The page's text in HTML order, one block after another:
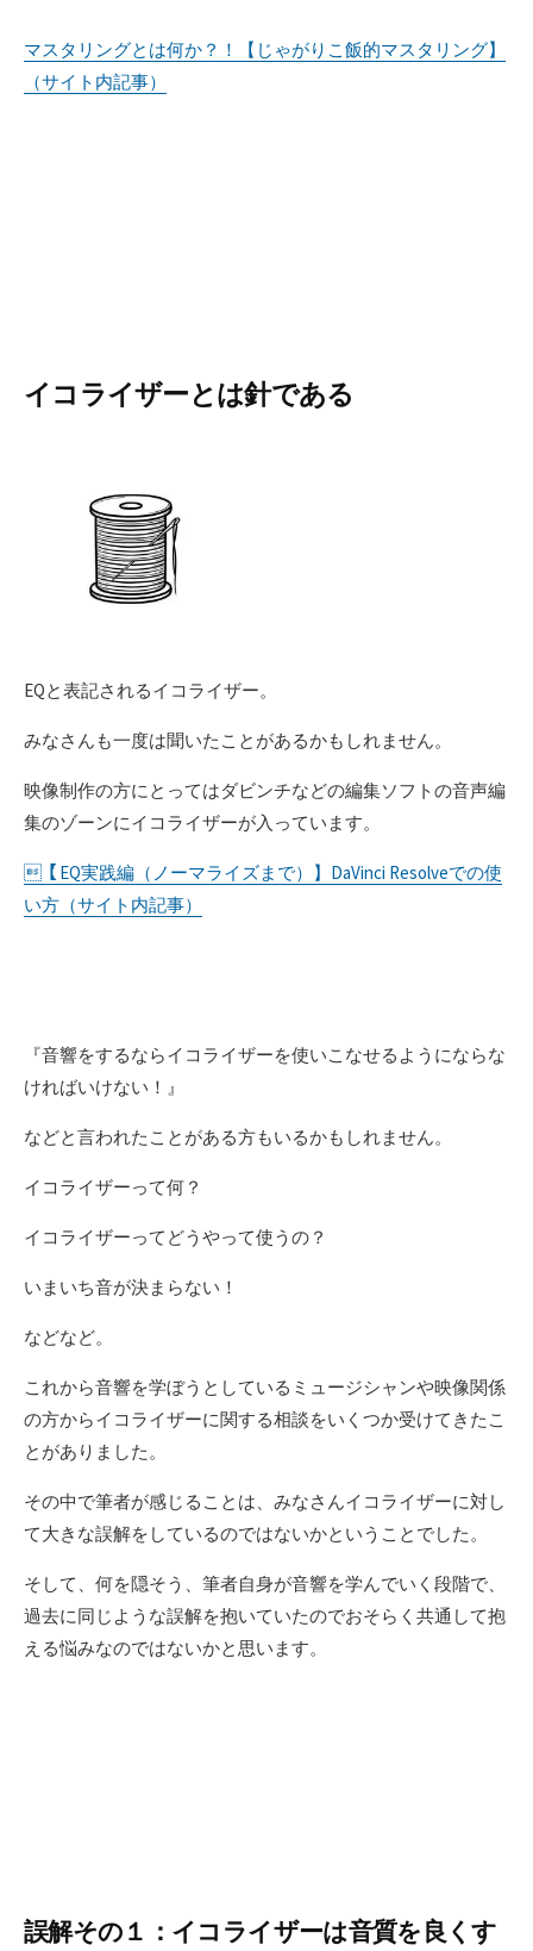
マスタリングとは何か？！【じゃがりこ飯的マスタリング】
（サイト内記事）
イコライザーとは針である
EQと表記されるイコライザー。
みなさんも一度は聞いたことがあるかもしれません。
映像制作の方にとってはダビンチなどの編集ソフトの音声編
集のゾーンにイコライザーが入っています。
【EQ実践編（ノーマライズまで）】DaVinci Resolveでの使
い方（サイト内記事）
『音響をするならイコライザーを使いこなせるようにならな
ければいけない！』
などと言われたことがある方もいるかもしれません。
イコライザーって何？
イコライザーってどうやって使うの？
いまいち音が決まらない！
などなど。
これから音響を学ぼうとしているミュージシャンや映像関係
の方からイコライザーに関する相談をいくつか受けてきたこ
とがありました。
その中で筆者が感じることは、みなさんイコライザーに対し
て大きな誤解をしているのではないかということでした。
そして、何を隠そう、筆者自身が音響を学んでいく段階で、
過去に同じような誤解を抱いていたのでおそらく共通して抱
える悩みなのではないかと思います。
誤解その１：イコライザーは音質を良くす